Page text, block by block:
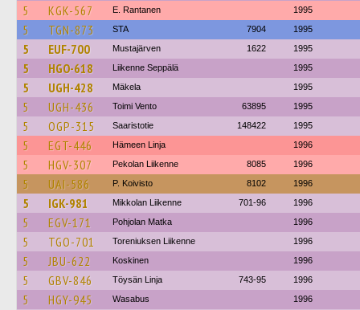
5 KGK-567 E. Rantanen 1995
5 TGN-873 STA 7904 1995
5 EUF-700 Mustajärven 1622 1995
5 HGO-618 Liikenne Seppälä 1995
5 UGH-428 Mäkela 1995
5 UGH-436 Toimi Vento 63895 1995
5 OGP-315 Saaristotie 148422 1995
5 EGT-446 Hämeen Linja 1996
5 HGV-307 Pekolan Liikenne 8085 1996
5 UAI-586 P. Koivisto 8102 1996
5 IGK-981 Mikkolan Liikenne 701-96 1996
5 EGV-171 Pohjolan Matka 1996
5 TGO-701 Toreniuksen Liikenne 1996
5 JBU-622 Koskinen 1996
5 GBV-846 Töysän Linja 743-95 1996
5 HGY-945 Wasabus 1996